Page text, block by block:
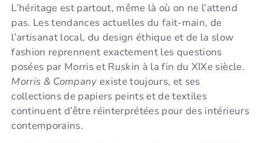
L’héritage est partout, même là où on ne l’attend
pas. Les tendances actuelles du fait-main, de
l’artisanat local, du design éthique et de la slow
fashion reprennent exactement les questions
posées par Morris et Ruskin à la fin du XIXe siècle.
Morris & Company existe toujours, et ses
collections de papiers peints et de textiles
continuent d’être réinterprétées pour des intérieurs
contemporains.